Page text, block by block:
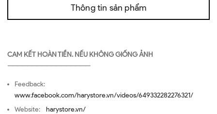
Thông tin sản phẩm
CAM KẾT HOÀN TIỀN. NẾU KHÔNG GIỐNG ẢNH
—————————————————
Feedback:
www.facebook.com/harystore.vn/videos/649332282276321/
Website: harystore.vn/